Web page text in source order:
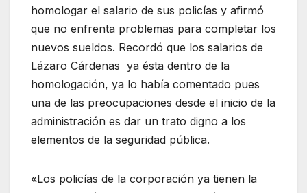
homologar el salario de sus policías y afirmó
que no enfrenta problemas para completar los
nuevos sueldos. Recordó que los salarios de
Lázaro Cárdenas ya ésta dentro de la
homologación, ya lo había comentado pues
una de las preocupaciones desde el inicio de la
administración es dar un trato digno a los
elementos de la seguridad pública.
«Los policías de la corporación ya tienen la